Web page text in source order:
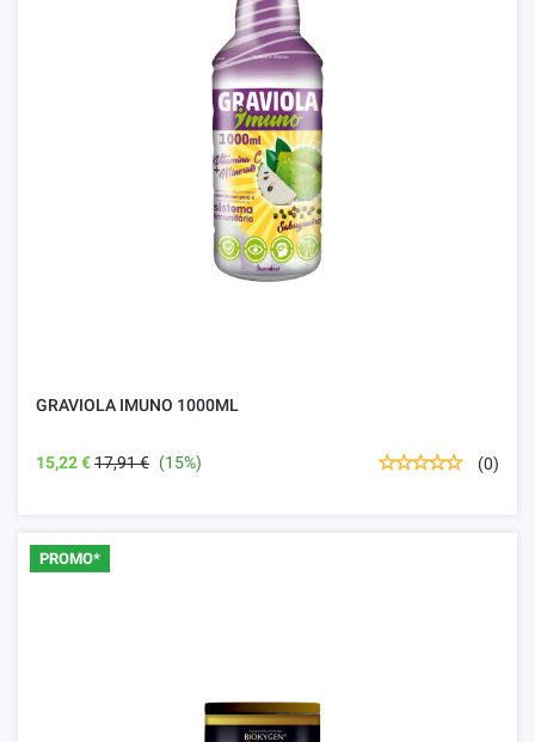
GRAVIOLA IMUNO 1000ML
15,22 €17,91 € (15%) (0)
PROMO*